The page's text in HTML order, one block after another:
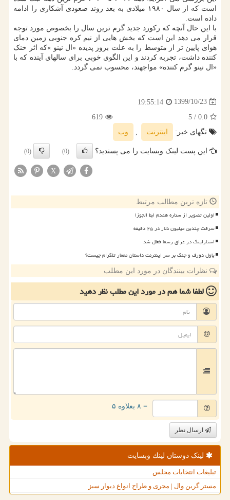
است که از سال ۱۹۸۰ میلادی به بعد روند صعودی آشکاری را ادامه
داده است.
با این حال آنچه که رکورد جدید گرم ترین سال را بخصوص مورد توجه
قرار می دهد این است که بخش هایی از نیم کره جنوبی زمین دمای
هوای پایین تر از متوسط را به علت بروز پدیده «ال نینو »که اثر خنک
کننده داشت، تجربه کردند و این الگوی خوبی برای سالهای آینده که با
«ال نینو گرم کننده» مواجهند، محسوب نمی گردد.
1399/10/23
19:55:14
0.0
/ 5
619
تگهای خبر:
اینترنت , وب
این پست لینک وبسایت را می پسندید؟ (0)
(0)
X
تازه ترین مطالب مرتبط
اولین تصویر از ستاره همدم ابط الجوزا
سرقت چندین میلیون دلار در ۲۵ دقیقه
استارلینک در عراق رسما فعال شد
پاول دورف و جنگ بر سر اینترنت داستان معمار تلگرام چیست؟
نظرات بینندگان در مورد این مطلب
لطفا شما همدر مورد این مطلبنظر دهید
= ۸ بعلاوه ۵
ارسال نظر
لینک دوستان لینك وبسایت
تبلیغات انتخابات مجلس
مستر گرین وال | مجری و طراح انواع دیوار سبز